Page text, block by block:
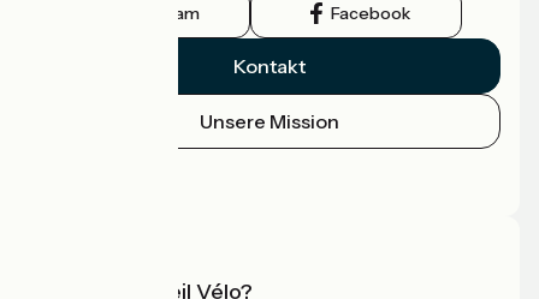
Instagram Facebook
Kontakt
Unsere Mission
Was ist Accueil Vélo?